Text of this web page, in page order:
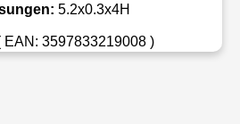
5.2x0.3x4H
EAN: 3597833219008 )